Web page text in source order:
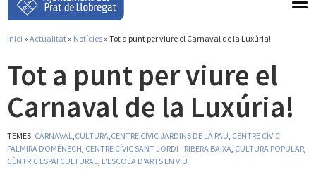
Inici » Actualitat » Notícies » Tot a punt per viure el Carnaval de la Luxúria!
Tot a punt per viure el
Carnaval de la Luxúria!
TEMES: CARNAVAL,CULTURA,CENTRE CÍVIC JARDINS DE LA PAU, CENTRE CÍVIC
PALMIRA DOMÈNECH, CENTRE CÍVIC SANT JORDI - RIBERA BAIXA, CULTURA POPULAR,
CÈNTRIC ESPAI CULTURAL, L'ESCOLA D'ARTS EN VIU